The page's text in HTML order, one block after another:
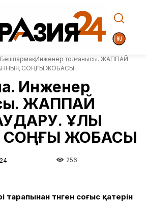
Бешпармақ. Инженер толғанысы. ЖАППАЙ
СОҢҒЫ ЖОБАСЫ
Инженер
ЖАППАЙ
ҰЛЫ
ЖОБАСЫ
256
тарапынан төнген соғыс қатерін